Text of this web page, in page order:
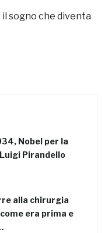
il sogno che diventa
Nobel per la
Pirandello
alla chirurgia
era prima e